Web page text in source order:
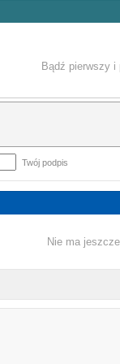
Bądź pierwszy i
Twój podpis
Nie ma